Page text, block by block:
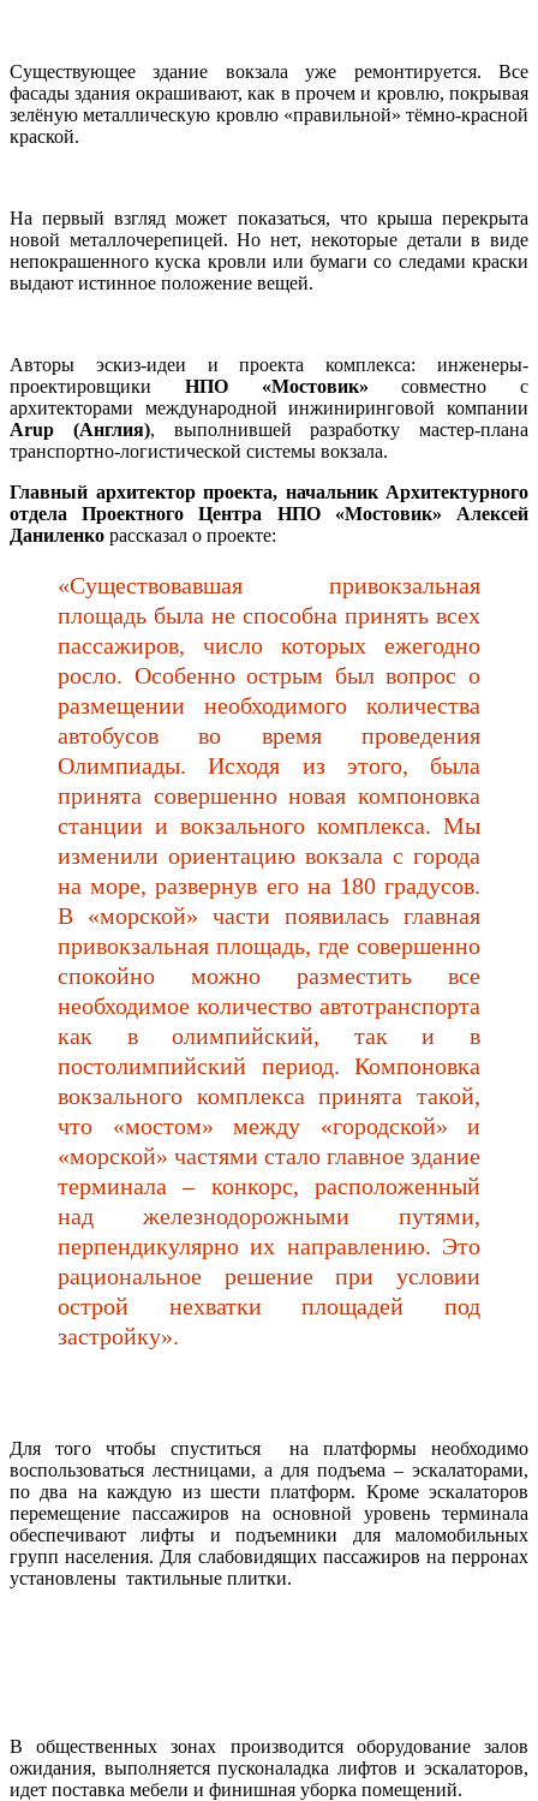
Существующее здание вокзала уже ремонтируется. Все
фасады здания окрашивают, как в прочем и кровлю, покрывая
зелёную металлическую кровлю «правильной» тёмно-красной
краской.
На первый взгляд может показаться, что крыша перекрыта
новой металлочерепицей. Но нет, некоторые детали в виде
непокрашенного куска кровли или бумаги со следами краски
выдают истинное положение вещей.
Авторы эскиз-идеи и проекта комплекса: инженеры-
проектировщики НПО «Мостовик» совместно с
архитекторами международной инжиниринговой компании
Arup (Англия), выполнившей разработку мастер-плана
транспортно-логистической системы вокзала.
Главный архитектор проекта, начальник Архитектурного
отдела Проектного Центра НПО «Мостовик» Алексей
Даниленко рассказал о проекте:
«Существовавшая привокзальная
площадь была не способна принять всех
пассажиров, число которых ежегодно
росло. Особенно острым был вопрос о
размещении необходимого количества
автобусов во время проведения
Олимпиады. Исходя из этого, была
принята совершенно новая компоновка
станции и вокзального комплекса. Мы
изменили ориентацию вокзала с города
на море, развернув его на 180 градусов.
В «морской» части появилась главная
привокзальная площадь, где совершенно
спокойно можно разместить все
необходимое количество автотранспорта
как в олимпийский, так и в
постолимпийский период. Компоновка
вокзального комплекса принята такой,
что «мостом» между «городской» и
«морской» частями стало главное здание
терминала – конкорс, расположенный
над железнодорожными путями,
перпендикулярно их направлению. Это
рациональное решение при условии
острой нехватки площадей под
застройку».
Для того чтобы спуститься на платформы необходимо
воспользоваться лестницами, а для подъема – эскалаторами,
по два на каждую из шести платформ. Кроме эскалаторов
перемещение пассажиров на основной уровень терминала
обеспечивают лифты и подъемники для маломобильных
групп населения. Для слабовидящих пассажиров на перронах
установлены тактильные плитки.
В общественных зонах производится оборудование залов
ожидания, выполняется пусконаладка лифтов и эскалаторов,
идет поставка мебели и финишная уборка помещений.